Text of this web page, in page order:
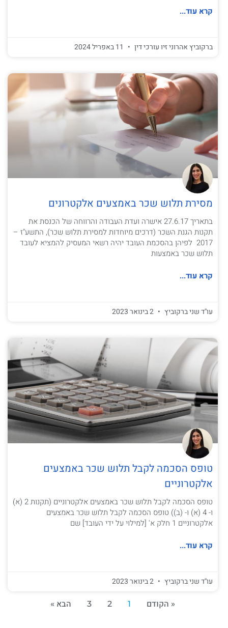
קרא עוד...
ברקוביץ אהרוני זיו עורכי דין
מסירת תלוש שכר באמצעים אלקטרונים
בתאריך 27.6.17 אישרה ועדת העבודה והרווחה של הכנסת את
תקנות הגנת השכר (דרכים מיוחדות למסירת תלוש שכר), התשע"ז –
2017 לפיהן בהסכמת העובד יהיה רשאי המעסיק להמציא לעובד
תלוש שכר באמצעות
קרא עוד...
עו''ד שני ברקוביץ
טופס הסכמה לקבל תלוש שכר באמצעים
אלקטרוניים
טופס הסכמה לקבל תלוש שכר באמצעים אלקטרוניים (תקנות 2 (א)
ו- 4 (א) ו- (ב)) טופס הסכמה לקבל תלוש שכר באמצעים
אלקטרוניים 1 חלק א' [למילוי על ידי העובד] שם
קרא עוד...
עו''ד שני ברקוביץ
« הקודם 1
2
3 הבא »